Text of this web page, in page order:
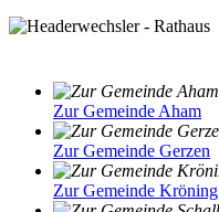
Zur Gemeinde Aham
Zur Gemeinde Gerzen
Zur Gemeinde Kröning